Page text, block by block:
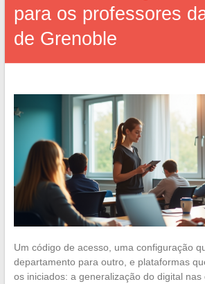
para os professores
de Grenoble
Um código de acesso, uma configuração
departamento para outro, e plataformas
os iniciados: a generalização do digital